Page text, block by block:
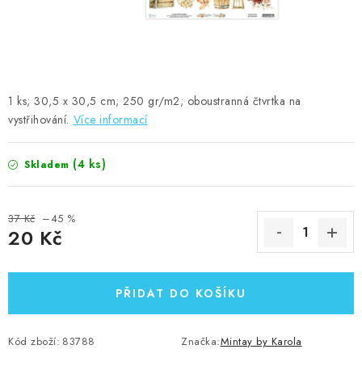
Podmínky ochrany osobních údajů
Ověřování recenzí
1 ks; 30,5 x 30,5 cm; 250 gr/m2; oboustranná čtvrtka na
vystřihování. Více informací
Skladem (4 ks)
37 Kč –45 %
20 Kč
PŘIDAT DO KOŠÍKU
Kód zboží: 83788 Značka:Mintay by Karola